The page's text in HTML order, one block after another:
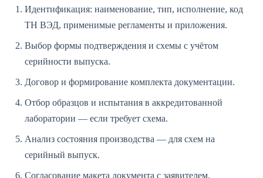
Идентификация: наименование, тип, исполнение, код
ТН ВЭД, применимые регламенты и приложения.
Выбор формы подтверждения и схемы с учётом
серийности выпуска.
Договор и формирование комплекта документации.
Отбор образцов и испытания в аккредитованной
лаборатории — если требует схема.
Анализ состояния производства — для схем на
серийный выпуск.
Согласование макета документа с заявителем.